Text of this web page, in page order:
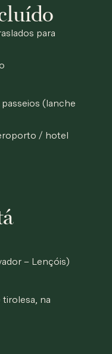
para
(lanche
/ hotel
– Lençóis)
tirolesa, na